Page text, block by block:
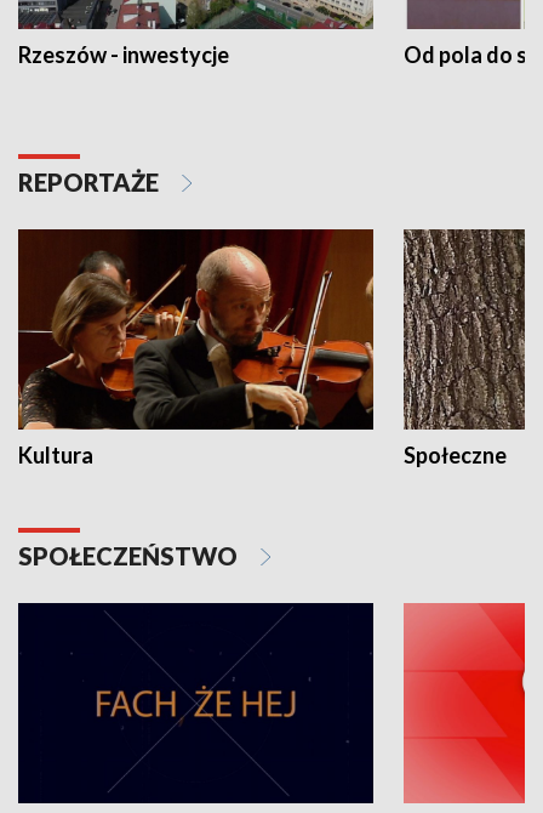
Rzeszów - inwestycje Od pola do
REPORTAŻE
Kultura Społeczne
SPOŁECZEŃSTWO